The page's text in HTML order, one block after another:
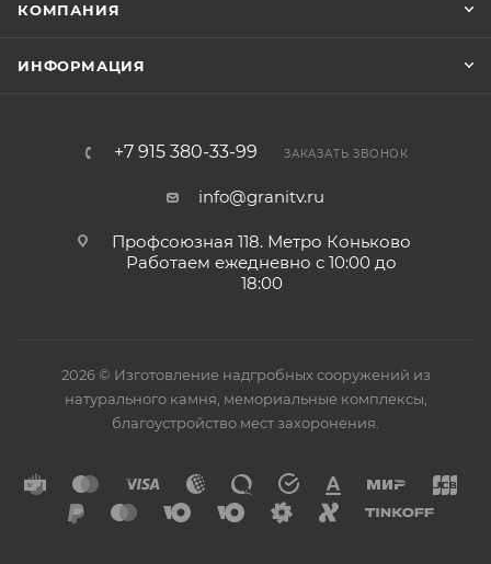
КОМПАНИЯ
ИНФОРМАЦИЯ
+7 915 380-33-99 ЗАКАЗАТЬ ЗВОНОК
info@granitv.ru
Профсоюзная 118. Метро Коньково
Работаем ежедневно с 10:00 до
18:00
2026 © Изготовление надгробных сооружений из
натурального камня, мемориальные комплексы,
благоустройство мест захоронения.